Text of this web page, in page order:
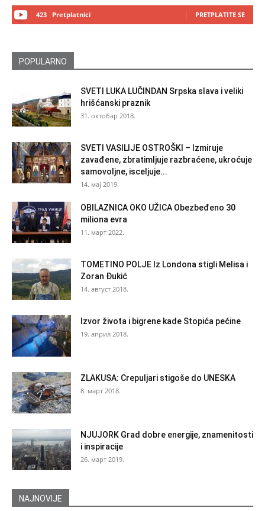
423 Pretplatnici PRETPLATITE SE
POPULARNO
SVETI LUKA LUČINDAN Srpska slava i veliki
hrišćanski praznik
31. октобар 2018.
SVETI VASILIJE OSTROŠKI – Izmiruje
zavađene, zbratimljuje razbraćene, ukroćuje
samovoljne, isceljuje...
14. мај 2019.
OBILAZNICA OKO UŽICA Obezbeđeno 30
miliona evra
11. март 2022.
TOMETINO POLJE Iz Londona stigli Melisa i
Zoran Đukić
14. август 2018.
Izvor života i bigrene kade Stopića pećine
19. април 2018.
ZLAKUSA: Crepuljari stigoše do UNESKA
8. март 2018.
NJUJORK Grad dobre energije, znamenitosti
i inspiracije
26. март 2019.
NAJNOVIJE